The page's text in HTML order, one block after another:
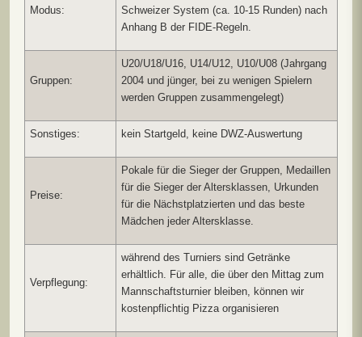
Modus:
Schweizer System (ca. 10-15 Runden) nach
Anhang B der FIDE-Regeln.
Gruppen:
U20/U18/U16, U14/U12, U10/U08 (Jahrgang
2004 und jünger, bei zu wenigen Spielern
werden Gruppen zusammengelegt)
Sonstiges: kein Startgeld, keine DWZ-Auswertung
Preise:
Pokale für die Sieger der Gruppen, Medaillen
für die Sieger der Altersklassen, Urkunden
für die Nächstplatzierten und das beste
Mädchen jeder Altersklasse.
Verpflegung:
während des Turniers sind Getränke
erhältlich. Für alle, die über den Mittag zum
Mannschaftsturnier bleiben, können wir
kostenpflichtig Pizza organisieren